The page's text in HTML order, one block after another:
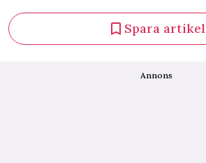
Spara artikel
Annons